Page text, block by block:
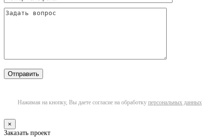
Нажимая на кнопку, Вы даете согласие на обработку персональных данных
×
Заказать проект